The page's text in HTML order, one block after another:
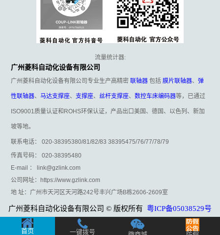
流量统计器:
广州菱科自动化设备有限公司
广州菱科自动化设备有限公司专业生产高精密联轴器 包括膜片联轴器、弹
性联轴器、马达支撑座、 支撑座、 丝杆支撑座、数控车床编码器等，已通过
ISO9001质量认证和ROHS环保认证，产品出口美国、德国、以色列、新加
坡等地。
联系电话： 020-38395380/81/82/83 38395475/76/77/78/79
传真号码： 020-38395480
E-mail ： link@gzlink.com
公司网址：https://www.gzlink.com
地 址：广州市天河区天河路242号丰兴广场B栋2606-2609室
广州菱科自动化设备有限公司 © 版权所有 粤ICP备05038529号
首页 一键拨号